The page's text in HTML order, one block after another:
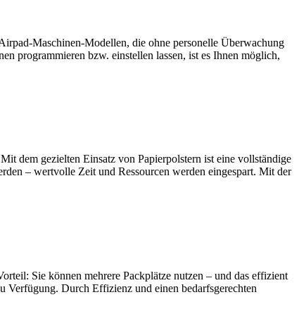
Maschinen-Modellen, die ohne personelle Überwachung
programmieren bzw. einstellen lassen, ist es Ihnen möglich,
dem gezielten Einsatz von Papierpolstern ist eine vollständige
– wertvolle Zeit und Ressourcen werden eingespart. Mit der
Sie können mehrere Packplätze nutzen – und das effizient
Verfügung. Durch Effizienz und einen bedarfsgerechten